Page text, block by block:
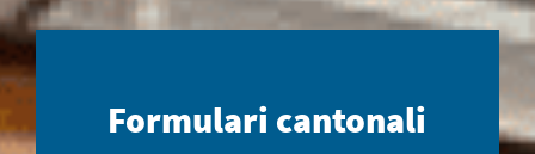
Formulari cantonali